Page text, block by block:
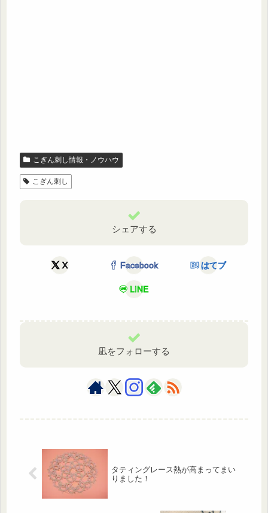
こぎん刺し情報・ノウハウ
こぎん刺し
シェアする
X Facebook はてブ
LINE
凪をフォローする
タティングレース熱が高まってまい
りました！